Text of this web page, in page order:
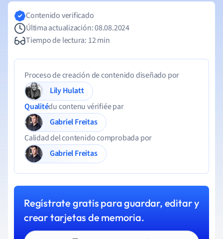
Contenido verificado
Última actualización: 08.08.2024
Tiempo de lectura: 12 min
Proceso de creación de contenido diseñado por
Lily Hulatt
Qualitédu contenu vérifiée par
Gabriel Freitas
Calidad del contenido comprobada por
Gabriel Freitas
Regístrate gratis para guardar, editar y
crear tarjetas de memoria.